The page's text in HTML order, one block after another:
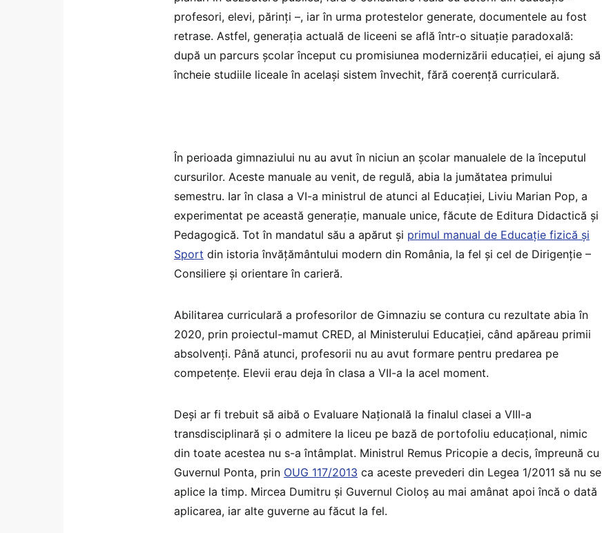
profesori, elevi, părinți –, iar în urma protestelor generate, documentele au fost
retrase. Astfel, generația actuală de liceeni se află într-o situație paradoxală:
după un parcurs școlar început cu promisiunea modernizării educației, ei ajung să
încheie studiile liceale în același sistem învechit, fără coerență curriculară.
În perioada gimnaziului nu au avut în niciun an școlar manualele de la începutul
cursurilor. Aceste manuale au venit, de regulă, abia la jumătatea primului
semestru. Iar în clasa a VI-a ministrul de atunci al Educației, Liviu Marian Pop, a
experimentat pe această generație, manuale unice, făcute de Editura Didactică și
Pedagogică. Tot în mandatul său a apărut și primul manual de Educație fizică și
Sport din istoria învățământului modern din România, la fel și cel de Dirigenție –
Consiliere și orientare în carieră.
Abilitarea curriculară a profesorilor de Gimnaziu se contura cu rezultate abia în
2020, prin proiectul-mamut CRED, al Ministerului Educației, când apăreau primii
absolvenți. Până atunci, profesorii nu au avut formare pentru predarea pe
competențe. Elevii erau deja în clasa a VII-a la acel moment.
Deși ar fi trebuit să aibă o Evaluare Națională la finalul clasei a VIII-a
transdisciplinară și o admitere la liceu pe bază de portofoliu educațional, nimic
din toate acestea nu s-a întâmplat. Ministrul Remus Pricopie a decis, împreună cu
Guvernul Ponta, prin OUG 117/2013 ca aceste prevederi din Legea 1/2011 să nu se
aplice la timp. Mircea Dumitru și Guvernul Cioloș au mai amânat apoi încă o dată
aplicarea, iar alte guverne au făcut la fel.